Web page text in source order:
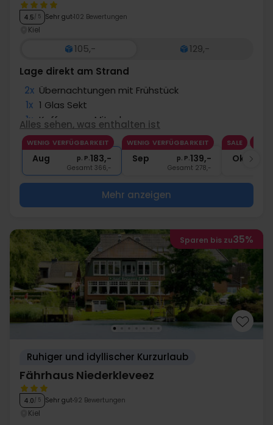
4.5/ 5 Sehr gut 102 Bewertungen
Kiel
105,-
129,-
Lage direkt am Strand
2x Übernachtungen mit Frühstück
1x 1 Glas Sekt
1x Kaffee zum Mitnehmen
1x Nutzung Sauna
∞ Gratis Upgrade nach Verfügbarkeit
Alles sehen, was enthalten ist
WENIG VERFÜGBARKEIT
Aug p. P.183,-
Gesamt 366,-
WENIG VERFÜGBARKEIT
Sep p. P.139,-
Gesamt 278,-
SALE
Okt
Mehr anzeigen
Sparen bis zu35%
Ruhiger und idyllischer Kurzurlaub
Fährhaus Niederkleveez
4.0/ 5 Sehr gut 92 Bewertungen
Kiel